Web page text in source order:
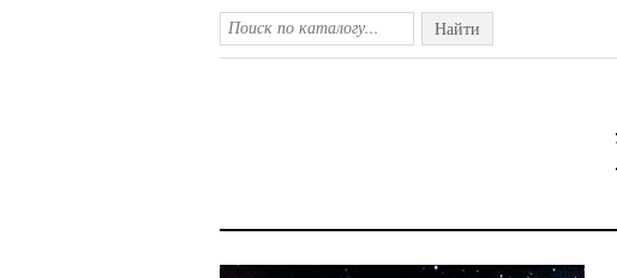
Найти